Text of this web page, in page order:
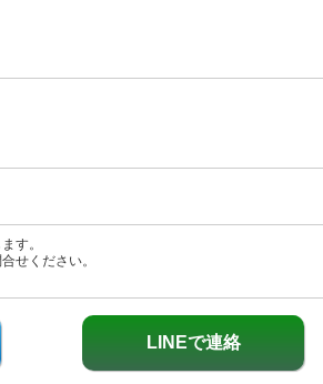
す。
せください。
LINEで連絡